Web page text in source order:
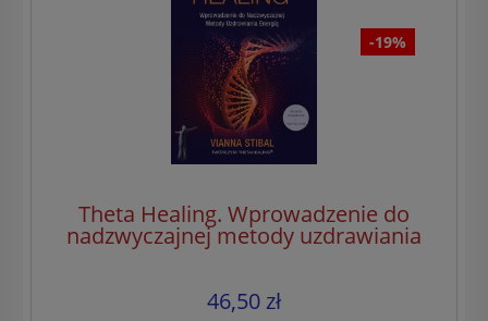
-19%
Theta Healing. Wprowadzenie do
nadzwyczajnej metody uzdrawiania
energią
46,50 zł